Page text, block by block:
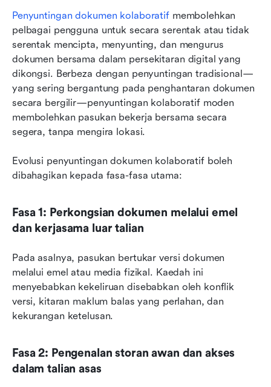
Penyuntingan dokumen kolaboratif membolehkan
pelbagai pengguna untuk secara serentak atau tidak
serentak mencipta, menyunting, dan mengurus
dokumen bersama dalam persekitaran digital yang
dikongsi. Berbeza dengan penyuntingan tradisional—
yang sering bergantung pada penghantaran dokumen
secara bergilir—penyuntingan kolaboratif moden
membolehkan pasukan bekerja bersama secara
segera, tanpa mengira lokasi.
Evolusi penyuntingan dokumen kolaboratif boleh
dibahagikan kepada fasa-fasa utama:
Fasa 1: Perkongsian dokumen melalui emel
dan kerjasama luar talian
Pada asalnya, pasukan bertukar versi dokumen
melalui emel atau media fizikal. Kaedah ini
menyebabkan kekeliruan disebabkan oleh konflik
versi, kitaran maklum balas yang perlahan, dan
kekurangan ketelusan.
Fasa 2: Pengenalan storan awan dan akses
dalam talian asas